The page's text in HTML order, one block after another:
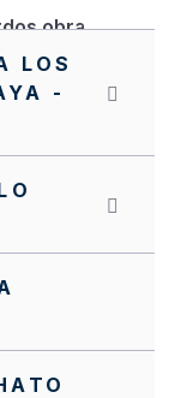
obra
PA FFIE
LOS
-